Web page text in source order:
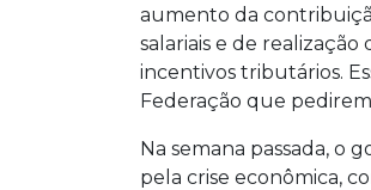
aumento da
salariais e de
incentivos tributários.
Federação que
Na semana passada, o
pela crise econômica,